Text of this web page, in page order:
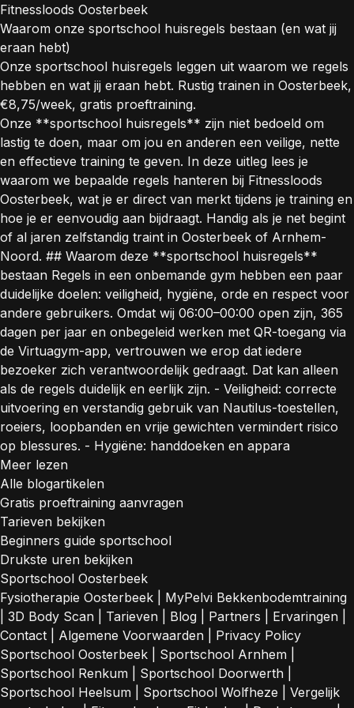
Fitnessloods Oosterbeek
Waarom onze sportschool huisregels bestaan (en wat jij
eraan hebt)
Onze sportschool huisregels leggen uit waarom we regels
hebben en wat jij eraan hebt. Rustig trainen in Oosterbeek,
€8,75/week, gratis proeftraining.
Onze **sportschool huisregels** zijn niet bedoeld om
lastig te doen, maar om jou en anderen een veilige, nette
en effectieve training te geven. In deze uitleg lees je
waarom we bepaalde regels hanteren bij Fitnessloods
Oosterbeek, wat je er direct van merkt tijdens je training en
hoe je er eenvoudig aan bijdraagt. Handig als je net begint
of al jaren zelfstandig traint in Oosterbeek of Arnhem-
Noord. ## Waarom deze **sportschool huisregels**
bestaan Regels in een onbemande gym hebben een paar
duidelijke doelen: veiligheid, hygiëne, orde en respect voor
andere gebruikers. Omdat wij 06:00–00:00 open zijn, 365
dagen per jaar en onbegeleid werken met QR-toegang via
de Virtuagym-app, vertrouwen we erop dat iedere
bezoeker zich verantwoordelijk gedraagt. Dat kan alleen
als de regels duidelijk en eerlijk zijn. - Veiligheid: correcte
uitvoering en verstandig gebruik van Nautilus-toestellen,
roeiers, loopbanden en vrije gewichten vermindert risico
op blessures. - Hygiëne: handdoeken en appara
Meer lezen
Alle blogartikelen
Gratis proeftraining aanvragen
Tarieven bekijken
Beginners guide sportschool
Drukste uren bekijken
Sportschool Oosterbeek
Fysiotherapie Oosterbeek
MyPelvi Bekkenbodemtraining
3D Body Scan Tarieven Blog Partners Ervaringen
Contact
Algemene Voorwaarden
Privacy Policy
Sportschool Oosterbeek
Sportschool Arnhem
Sportschool Renkum
Sportschool Doorwerth
Sportschool Heelsum
Sportschool Wolfheze
Vergelijk